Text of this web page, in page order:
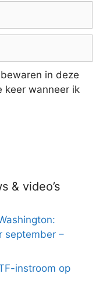
in deze
keer wanneer ik
& video’s
september –
instroom op